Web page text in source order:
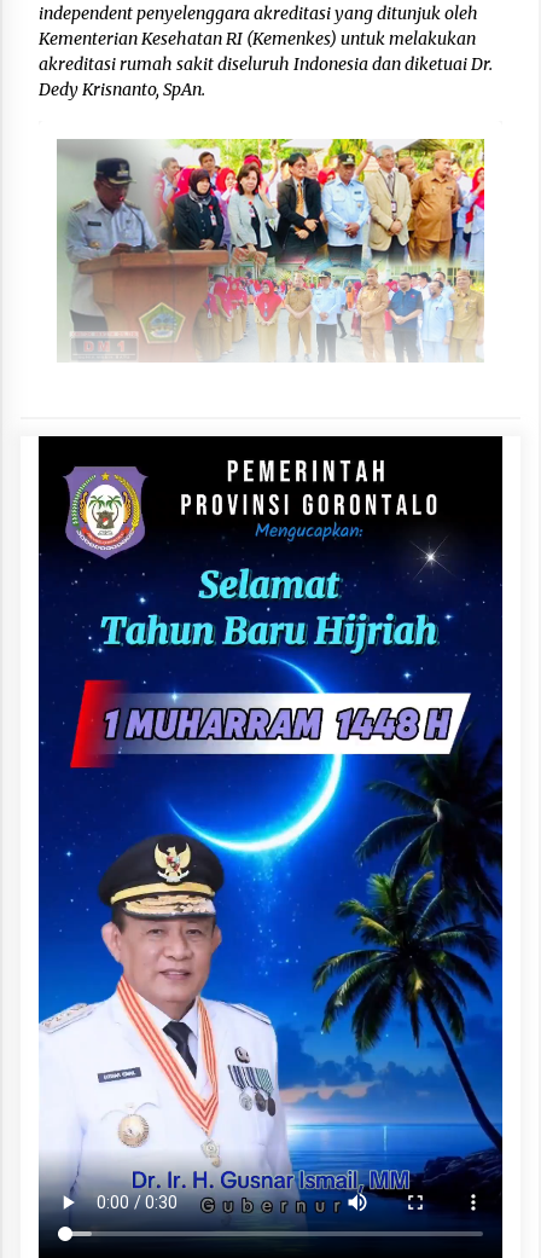
independent penyelenggara akreditasi yang ditunjuk oleh
Kementerian Kesehatan RI (Kemenkes) untuk melakukan
akreditasi rumah sakit diseluruh Indonesia dan diketuai Dr.
Dedy Krisnanto, SpAn.